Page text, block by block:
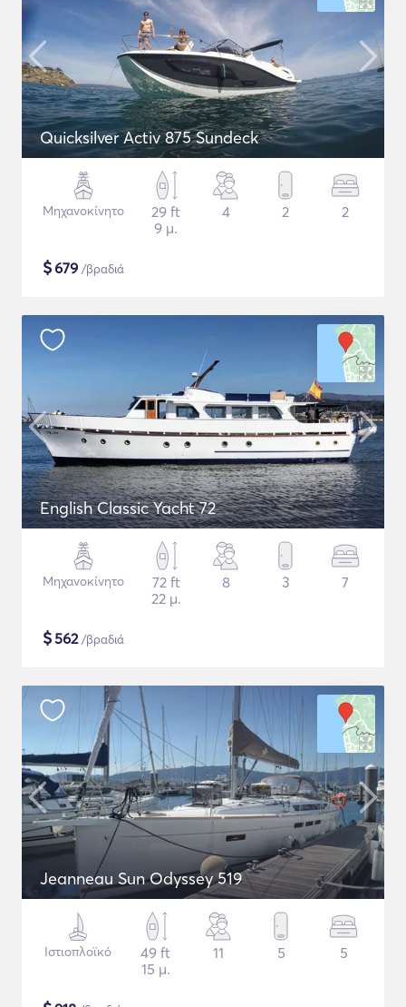
Quicksilver Activ 875 Sundeck
Μηχανοκίνητο
29 ft
9 μ.
4 2 2
$679 /βραδιά
English Classic Yacht 72
Μηχανοκίνητο
72 ft
22 μ.
8 3 7
$562/βραδιά
Jeanneau Sun Odyssey 519
Ιστιοπλοϊκό
49 ft
15 μ.
11 5 5